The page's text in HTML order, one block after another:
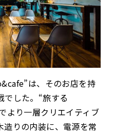
は、そのお店を持
でした。“旅する
より一層クリエイティブ
りの内装に、電源を常